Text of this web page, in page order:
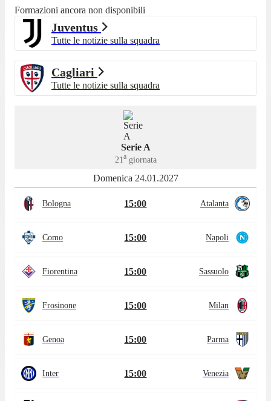
Formazioni ancora non disponibili
Juventus
Tutte le notizie sulla squadra
Cagliari
Tutte le notizie sulla squadra
Serie A
21agiornata
Domenica 24.01.2027
Bologna 15:00 Atalanta
Como 15:00 Napoli
Fiorentina 15:00 Sassuolo
Frosinone 15:00 Milan
Genoa 15:00 Parma
Inter 15:00 Venezia